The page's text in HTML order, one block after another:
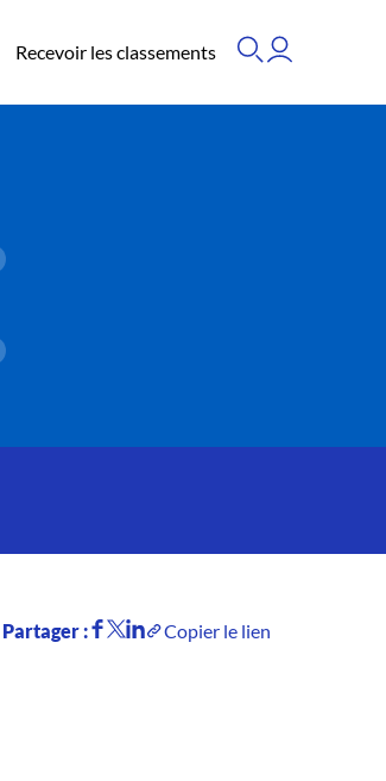
Recevoir les classements
Partager : Copier le lien